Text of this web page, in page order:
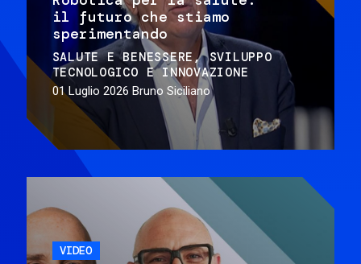
il futuro che stiamo
sperimentando
SALUTE E BENESSERE
SVILUPPO
TECNOLOGICO E INNOVAZIONE
01 Luglio 2026 Bruno Siciliano
VIDEO